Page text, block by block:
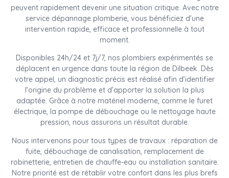
peuvent rapidement devenir une situation critique. Avec notre
service dépannage plomberie, vous bénéficiez d’une
intervention rapide, efficace et professionnelle à tout
moment.
Disponibles 24h/24 et 7j/7, nos plombiers expérimentés se
déplacent en urgence dans toute la région de Dilbeek. Dès
votre appel, un diagnostic précis est réalisé afin d’identifier
l’origine du problème et d’apporter la solution la plus
adaptée. Grâce à notre matériel moderne, comme le furet
électrique, la pompe de débouchage ou le nettoyage haute
pression, nous assurons un résultat durable.
Nous intervenons pour tous types de travaux : réparation de
fuite, débouchage de canalisation, remplacement de
robinetterie, entretien de chauffe-eau ou installation sanitaire.
Notre priorité est de rétablir votre confort dans les plus brefs